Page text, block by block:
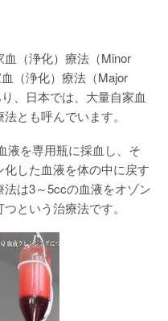
血（浄化）療法（Minor
（浄化）療法（Major
、日本では、大量自家血
とも呼んでいます。
液を専用瓶に採血し、そ
した血液を体の中に戻す
は3～5ccの血液をオゾン
という治療法です。